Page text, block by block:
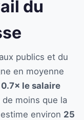
du
publics et du
en moyenne
0.7× le salaire
de moins que la
environ 25